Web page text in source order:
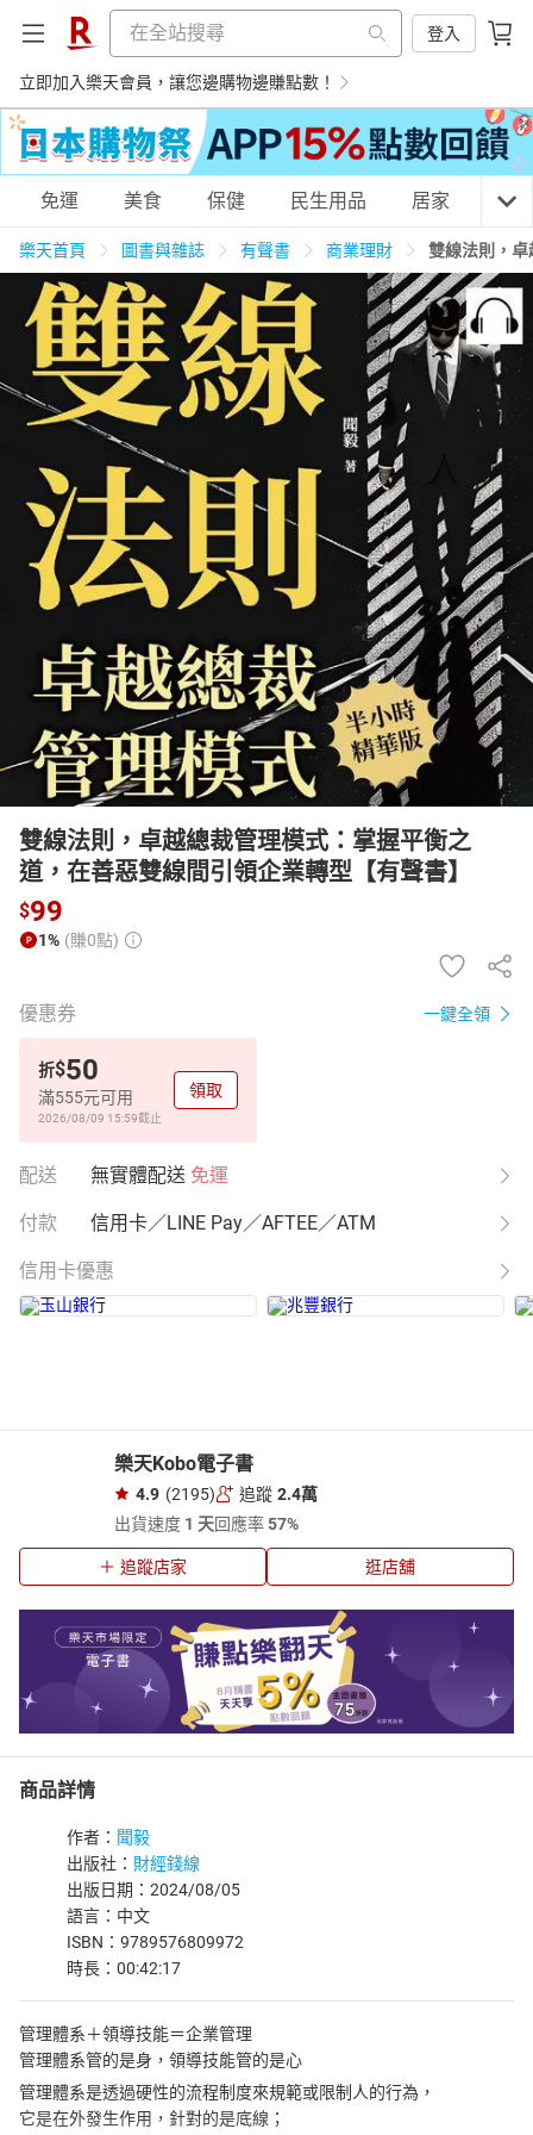
登入
立即加入樂天會員，讓您邊購物邊賺點數！
購物網分類
天天免運 美食蛋糕 養生保健 民生用品
居家生活 3C家電 運動休閒 親子玩具
女裝 男裝 情趣用品
日本購物 電子/紙本書
HOT
免運 美食 保健 民生用品 居家 3C
樂天首頁 圖書與雜誌 有聲書 商業理財 雙線法則，
雙線法則，卓越總裁管理模式：掌握平衡之
道，在善惡雙線間引領企業轉型【有聲書】
$99
1% (賺0點)
優惠券 一鍵全領
折$50
滿555元可用
2026/08/09 15:59截止
領取
配送 無實體配送 免運
付款 信用卡／LINE Pay／AFTEE／ATM
信用卡優惠
樂天Kobo電子書
4.9 (2195) 追蹤 2.4萬
出貨速度 1 天回應率57%
追蹤店家 逛店舖
商品詳情
作者： 聞毅
出版社： 財經錢線
出版日期：2024/08/05
語言：中文
ISBN：9789576809972
時長：00:42:17
管理體系＋領導技能＝企業管理
管理體系管的是身，領導技能管的是心
管理體系是透過硬性的流程制度來規範或限制人的行為，
它是在外發生作用，針對的是底線；